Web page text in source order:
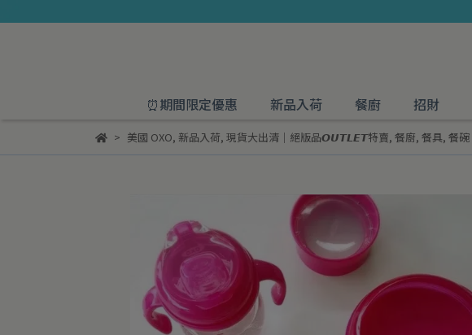
⏰期間限定優惠 新品入荷 餐廚 招財
美國 OXO, 新品入荷, 現貨大出清｜絕版品𝙊𝙐𝙏𝙇𝙀𝙏特賣, 餐廚, 餐具, 餐碗